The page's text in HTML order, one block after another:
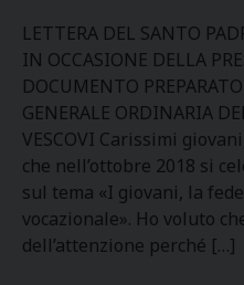
LETTERA DEL SANTO
IN OCCASIONE DELLA
DOCUMENTO
GENERALE ORDINARIA
VESCOVI Carissimi
che nell’ottobre 2018 si
sul tema «I giovani, la
vocazionale». Ho voluto
dell’attenzione perché […]